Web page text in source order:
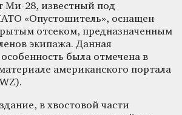
Ми-28, известный под
«Опустошитель», оснащен
отсеком, предназначенным
экипажа. Данная
была отмечена в
американского портала
в хвостовой части